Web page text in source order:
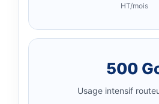
HT/mois
500
Usage intensif